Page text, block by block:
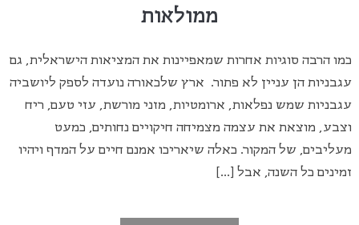
ממולאות
כמו הרבה סוגיות אחרות שמאפיינות את המציאות הישראלית, גם
עגבניות הן עניין לא פתור. ארץ שלכאורה נועדה לספק ליושביה
עגבניות שמש נפלאות, ארומטיות, מזני מורשת, עזי טעם, ריח
וצבע, מוצאת את עצמה מצמיחה חיקויים נחותים, כמעט
מעליבים, של המקור. כאלה שיאריכו אמנם חיים על המדף ויהיו
זמינים כל השנה, אבל […]